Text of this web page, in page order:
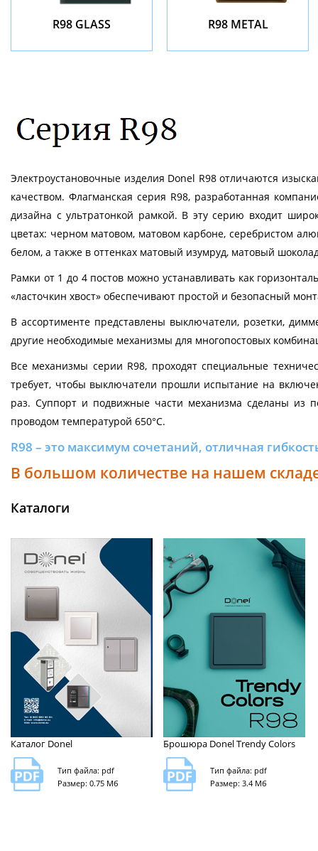
R98 GLASS R98 METAL
Электроустановочные изделия Donel R98 отличаются
качеством. Флагманская серия R98, разработанная
дизайна с ультратонкой рамкой. В эту серию входит
цветах: черном матовом, матовом карбоне, серебристом
белом, а также в оттенках матовый изумруд, матовый
Рамки от 1 до 4 постов можно устанавливать как
«ласточкин хвост» обеспечивают простой и безопасный
В ассортименте представлены выключатели, розетки,
другие необходимые механизмы для многопостовых
Все механизмы серии R98, проходят специальные
требует, чтобы выключатели прошли испытание на
раз. Суппорт и подвижные части механизма сделаны из
проводом температурой 650°С.
R98 – это максимум сочетаний, отличная
В большом количестве на нашем
Каталоги
Каталог Donel
Тип файла: pdf
Размер: 0.75 Мб
Брошюра Donel Trendy Colors
Тип файла: pdf
Размер: 3.4 Мб